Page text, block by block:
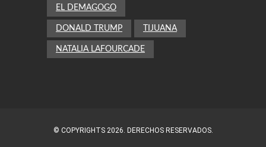
EL DEMAGOGO
DONALD TRUMP TIJUANA
NATALIA LAFOURCADE
© COPYRIGHTS 2026. DERECHOS RESERVADOS.